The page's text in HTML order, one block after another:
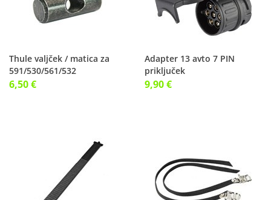
Thule valjček / matica za
591/530/561/532
6,50 €
Adapter 13 avto 7 PIN
priključek
9,90 €